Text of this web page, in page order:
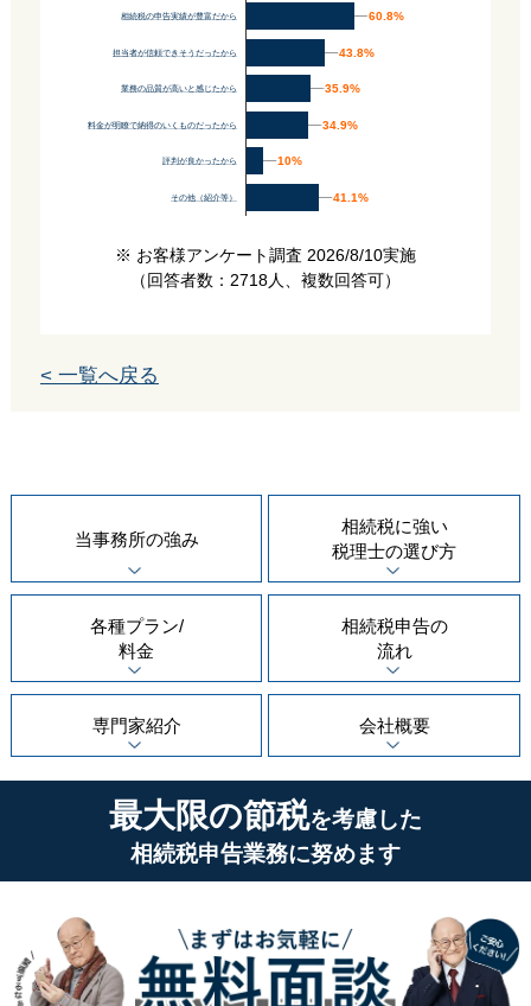
相続税の申告実績が豊富だから
担当者が信頼できそうだったから
業務の品質が高いと感じたから
料金が明瞭で納得のいくものだったから
評判が良かったから
その他（紹介等）
60.8%
60.8%
43.8%
43.8%
35.9%
35.9%
34.9%
34.9%
10%
10%
41.1%
41.1%
※ お客様アンケート調査 2026/8/10実施
（回答者数：2718人、複数回答可）
< 一覧へ戻る
当事務所の強み
相続税に強い
税理士の選び方
各種プラン/
料金
相続税申告の
流れ
専門家紹介 会社概要
最大限の節税を考慮した
相続税申告業務に努めます